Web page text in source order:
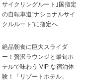
サイクリングルート｣国指定
の自転車道“ナショナルサイ
クルルート”に指定へ
絶品朝食に巨大スライダ
ー！贅沢ラウンジと最旬ホ
テルで味わう VIP な宿泊体
験！「リゾートホテル」